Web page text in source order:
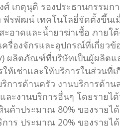
ศ์ เกตุนุติ รองประธานกรรม
พีรพัฒน์ เทคโนโลยี่จัดตั้งขึ้น
อาดและน้ำยาฆ่าเชื้อ ภายใต้
ครื่องจักรและอุปกรณ์ที่เกี่ยว
ผลิตภัณฑ์ที่บริษัทเป็นผู้ผลิตแ
ให้เช่าและให้บริการในส่วน
ริการด้านครัว งานบริการด้า
ละงานบริการอื่นๆ โดยราย
นค้าประมาณ 80% ของรายไ
การ ประมาณ 20% ของรายไ